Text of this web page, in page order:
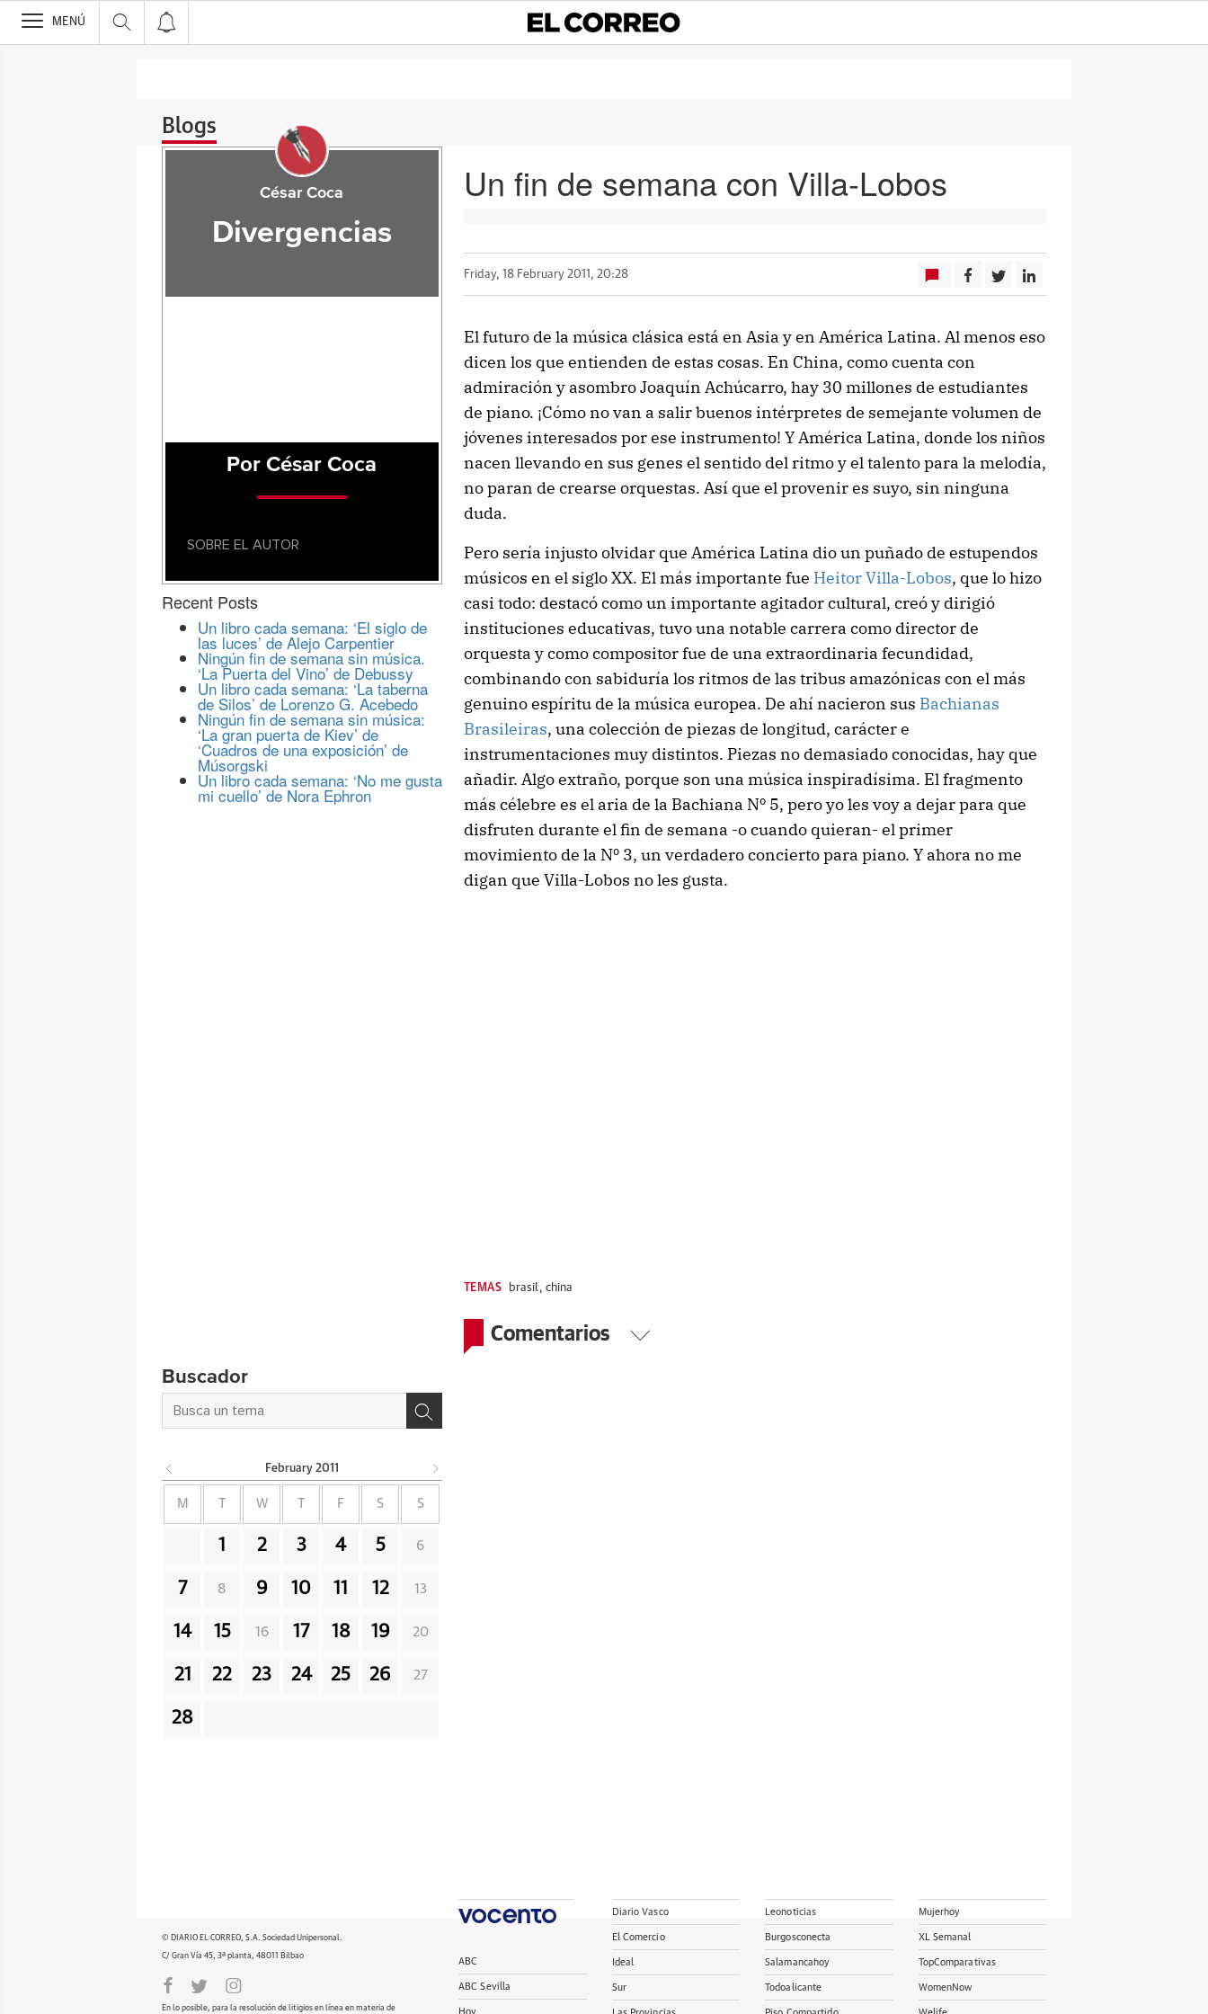
>
MENÚ
Blogs
Un fin de semana con Villa-Lobos
Friday, 18 February 2011, 20:28
El futuro de la música clásica está en Asia y en América Latina. Al menos eso
dicen los que entienden de estas cosas. En China, como cuenta con
admiración y asombro Joaquín Achúcarro, hay 30 millones de estudiantes
de piano. ¡Cómo no van a salir buenos intérpretes de semejante volumen de
jóvenes interesados por ese instrumento! Y América Latina, donde los niños
nacen llevando en sus genes el sentido del ritmo y el talento para la melodía,
no paran de crearse orquestas. Así que el provenir es suyo, sin ninguna
duda.
Pero sería injusto olvidar que América Latina dio un puñado de estupendos
músicos en el siglo XX. El más importante fue Heitor Villa-Lobos, que lo hizo
casi todo: destacó como un importante agitador cultural, creó y dirigió
instituciones educativas, tuvo una notable carrera como director de
orquesta y como compositor fue de una extraordinaria fecundidad,
combinando con sabiduría los ritmos de las tribus amazónicas con el más
genuino espíritu de la música europea. De ahí nacieron sus Bachianas
Brasileiras, una colección de piezas de longitud, carácter e
instrumentaciones muy distintos. Piezas no demasiado conocidas, hay que
añadir. Algo extraño, porque son una música inspiradísima. El fragmento
más célebre es el aria de la Bachiana Nº 5, pero yo les voy a dejar para que
disfruten durante el fin de semana -o cuando quieran- el primer
movimiento de la Nº 3, un verdadero concierto para piano. Y ahora no me
digan que Villa-Lobos no les gusta.
TEMAS brasil, china
Comentarios
César Coca
Divergencias
Por César Coca
SOBRE EL AUTOR
Recent Posts
Un libro cada semana: ‘El siglo de
las luces’ de Alejo Carpentier
Ningún fin de semana sin música.
‘La Puerta del Vino’ de Debussy
Un libro cada semana: ‘La taberna
de Silos’ de Lorenzo G. Acebedo
Ningún fin de semana sin música:
‘La gran puerta de Kiev’ de
‘Cuadros de una exposición’ de
Músorgski
Un libro cada semana: ‘No me gusta
mi cuello’ de Nora Ephron
Buscador
February 2011
M W F S S
1 2 3 4 5 6
7 8 9 10 11 12 13
14 15 16 17 18 19 20
21 22 23 24 25 26 27
28
© DIARIO EL CORREO, S.A. Sociedad Unipersonal.
C/ Gran Vía 45, 3ª planta, 48011 Bilbao
En lo posible, para la resolución de litigios en línea en materia de
ABC
ABC Sevilla
Hoy
Diario Vasco
El Comercio
Ideal
Sur
Leonoticias
Burgosconecta
Salamancahoy
Todoalicante
Mujerhoy
XL Semanal
TopComparativas
WomenNow